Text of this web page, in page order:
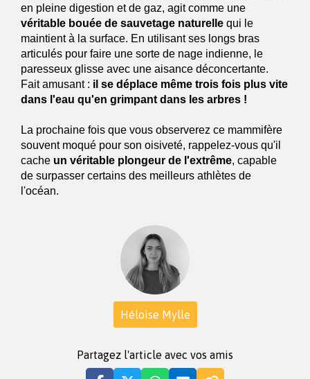
en pleine digestion et de gaz, agit comme une
véritable bouée de sauvetage naturelle qui le
maintient à la surface. En utilisant ses longs bras
articulés pour faire une sorte de nage indienne, le
paresseux glisse avec une aisance déconcertante.
Fait amusant : il se déplace même trois fois plus vite
dans l'eau qu'en grimpant dans les arbres !
La prochaine fois que vous observerez ce mammifère
souvent moqué pour son oisiveté, rappelez-vous qu'il
cache un véritable plongeur de l'extrême, capable
de surpasser certains des meilleurs athlètes de
l'océan.
Héloïse Mylle
Partagez l'article avec vos amis